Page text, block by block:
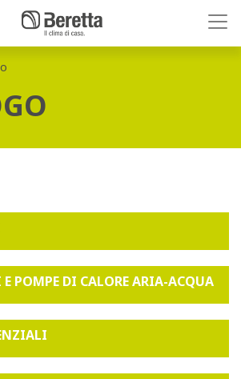
E POMPE DI CALORE ARIA-ACQUA